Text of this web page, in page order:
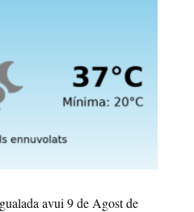
avui 9 de Agost de